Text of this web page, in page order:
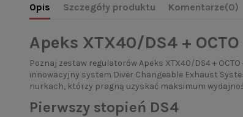
Opis Szczegóły produktu Komentarze(0)
Apeks XTX40/DS4 +
Poznaj zestaw regulatorów Apeks XTX40/DS4 +
innowacyjny system Diver Changeable Exhaust
nurkach, którzy pragną uzyskać maksimum
Pierwszy stopień DS4